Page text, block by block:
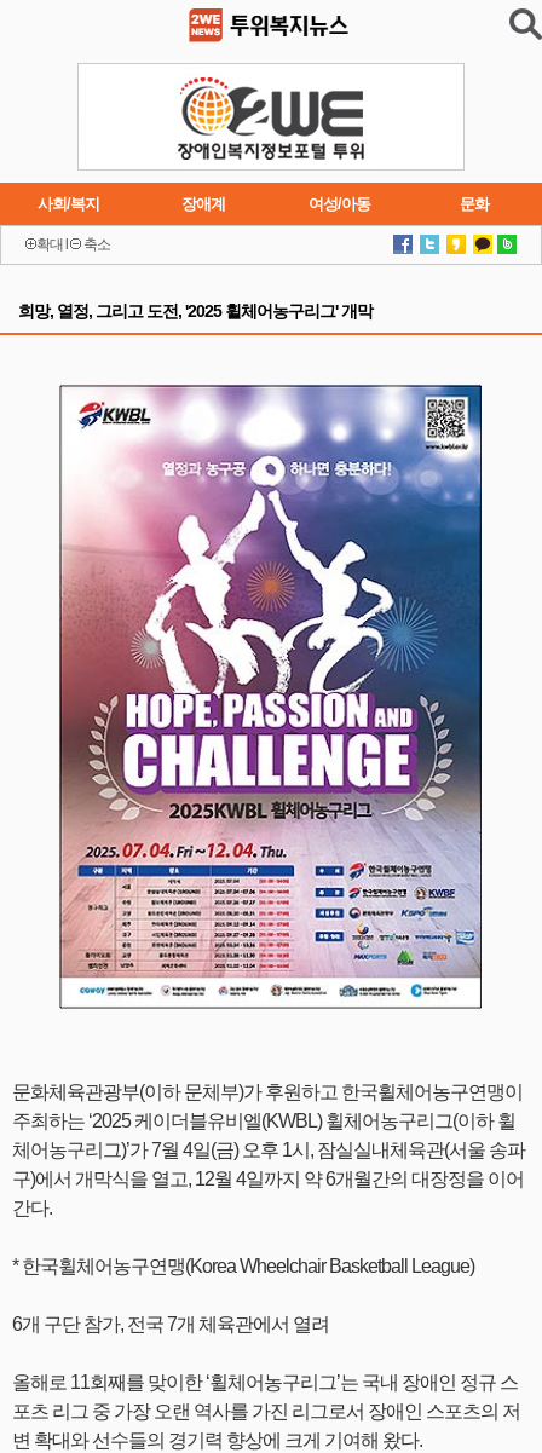
사회/복지 장애계 여성/아동 문화
이슈 연재소설
확대 축소
희망, 열정, 그리고 도전, '2025 휠체어농구리그' 개막
문화체육관광부(이하 문체부)가 후원하고 한국휠체어농구연맹이
주최하는 ‘2025 케이더블유비엘(KWBL) 휠체어농구리그(이하 휠
체어농구리그)’가 7월 4일(금) 오후 1시, 잠실실내체육관(서울 송파
구)에서 개막식을 열고, 12월 4일까지 약 6개월간의 대장정을 이어
간다.
* 한국휠체어농구연맹(Korea Wheelchair Basketball League)
6개 구단 참가, 전국 7개 체육관에서 열려
올해로 11회째를 맞이한 ‘휠체어농구리그’는 국내 장애인 정규 스
포츠 리그 중 가장 오랜 역사를 가진 리그로서 장애인 스포츠의 저
변 확대와 선수들의 경기력 향상에 크게 기여해 왔다.